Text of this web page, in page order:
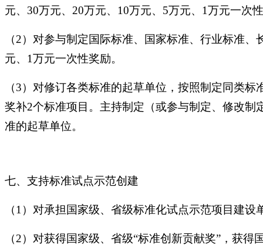
元、30万元、20万元、10万元、5万元、1万元一次
（2）对参与制定国际标准、国家标准、行业标准
元、1万元一次性奖励。
（3）对修订各类标准的起草单位，按照制定同类
奖补2个标准项目。主持制定（或参与制定、修改
准的起草单位。
七、支持标准试点示范创建
（1）对承担国家级、省级标准化试点示范项目建
（2）对获得国家级、省级“标准创新贡献奖”，获